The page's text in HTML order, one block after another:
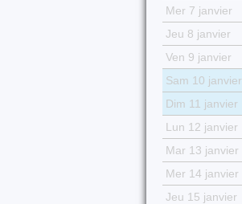
Mer 7 janvier
Jeu 8 janvier
Ven 9 janvier
Sam 10 janvier
Dim 11 janvier
Lun 12 janvier
Mar 13 janvier
Mer 14 janvier
Jeu 15 janvier